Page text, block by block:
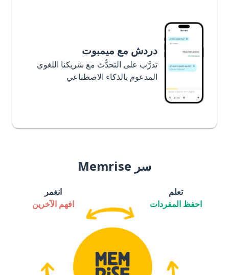
دردش مع ميمبوت
تدرَّب على التحدُّث مع شريكنا اللغوي
المدعوم بالذكاء الاصطناعي
سر Memrise
تعلم
احفظ المفردات
انغمر
افهم الآخرين